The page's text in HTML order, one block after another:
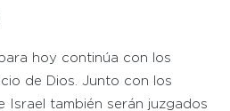
hoy continúa con los
de Dios. Junto con los
Israel también serán juzgados